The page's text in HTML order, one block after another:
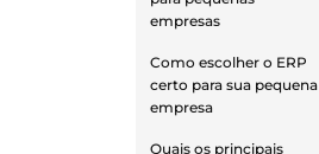
empresas
Como escolher o ERP
certo para sua pequena
empresa
Quais os principais